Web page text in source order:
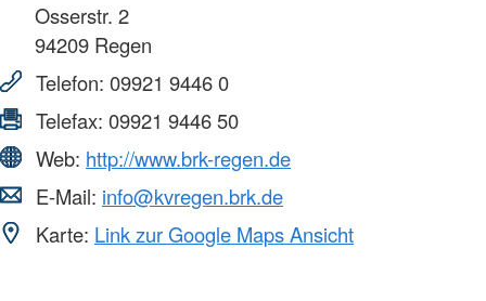
Osserstr. 2
94209 Regen
Telefon: 09921 9446 0
Telefax: 09921 9446 50
Web: http://www.brk-regen.de
E-Mail: info@kvregen.brk.de
Karte: Link zur Google Maps Ansicht